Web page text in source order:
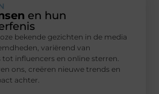
en hun
bekende gezichten in de media
variërend van
influencers en online sterren.
ons, creëren nieuwe trends en
achter.